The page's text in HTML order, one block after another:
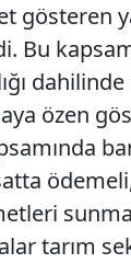
gösteren
Bu
özen
tarım